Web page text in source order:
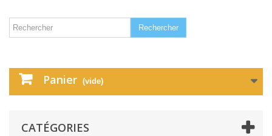
Rechercher
Panier (vide)
CATÉGORIES